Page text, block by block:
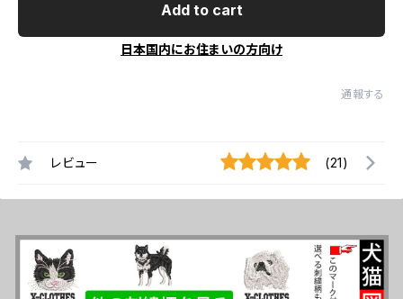
Add to cart
日本国内にお住まいの方向け
通報する
レビュー (21)